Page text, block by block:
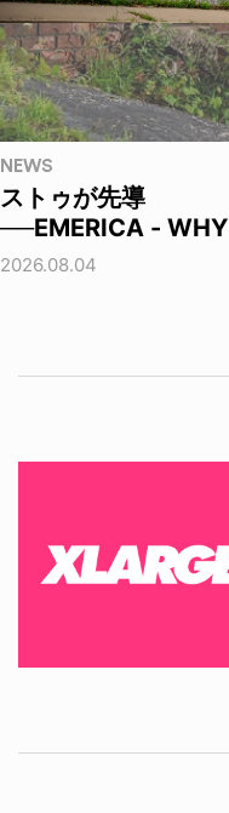
NEWS
ストゥが先導
──EMERICA -
2026.08.04